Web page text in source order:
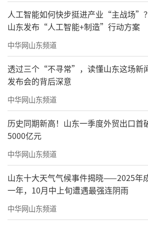
人工智能如何快步挺进产业“主战场”？
山东发布“人工智能+制造”行动方案
中华网山东频道
透过三个“不寻常”，读懂山东这场新
发布会的背后深意
中华网山东频道
历史同期新高！山东一季度外贸出口首
5000亿元
中华网山东频道
山东十大天气气候事件揭晓——2025年
一年，10月中上旬遭遇最强连阴雨
中华网山东频道